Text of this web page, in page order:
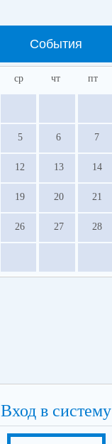
События
ср чт пт
5 6 7
12 13 14
19 20 21
26 27 28
Вход в систему